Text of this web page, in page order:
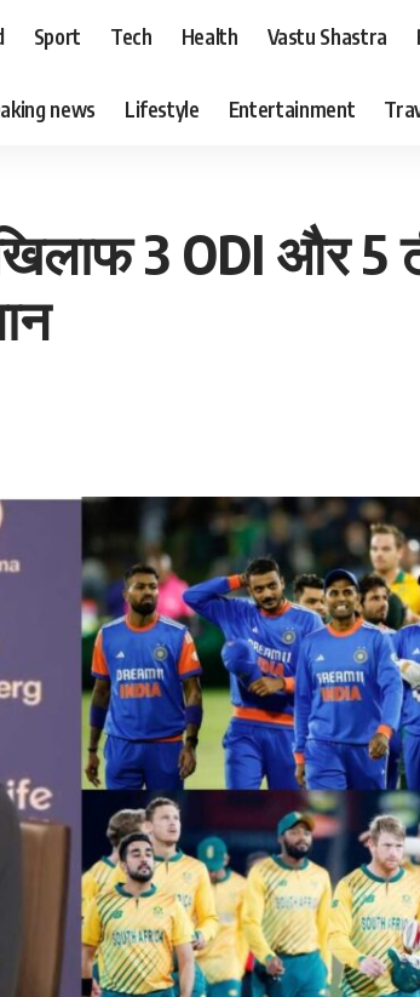
Sport Tech Health Vastu Shastra
news Lifestyle Entertainment
3 ODI और 5